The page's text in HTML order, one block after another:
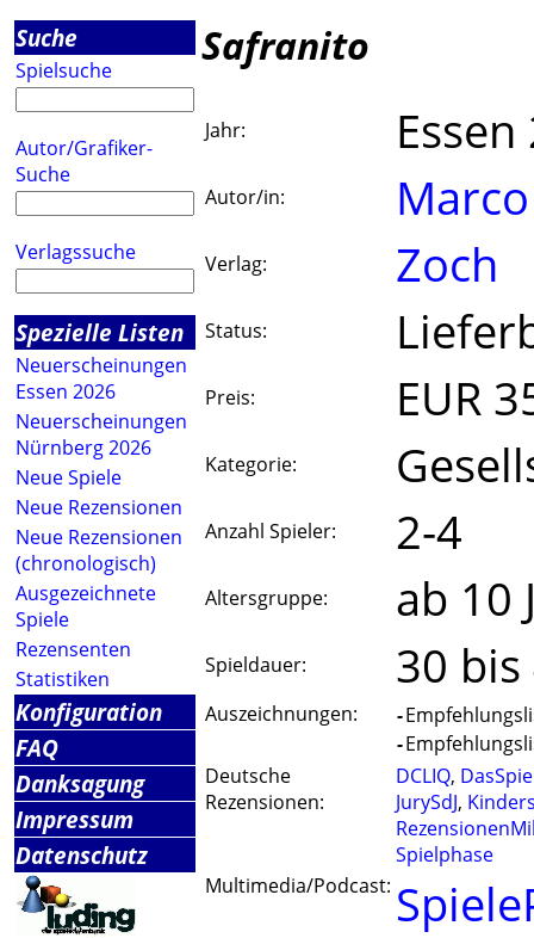
Suche
Spielsuche
Autor/Grafiker-
Suche
Verlagssuche
Spezielle Listen
Neuerscheinungen
Essen 2026
Neuerscheinungen
Nürnberg 2026
Neue Spiele
Neue Rezensionen
Neue Rezensionen
(chronologisch)
Ausgezeichnete
Spiele
Rezensenten
Statistiken
Konfiguration
FAQ
Danksagung
Impressum
Datenschutz
Safranito
Jahr:
Autor/in:
Verlag: Zoch
Status:
Preis: EUR
Kategorie:
Anzahl Spieler: 2-4
Altersgruppe: ab 10
Spieldauer: 30
Auszeichnungen: -
-
Deutsche
Rezensionen:
DCLIQ,
JurySdJ,
Spielphase
Multimedia/Podcast: